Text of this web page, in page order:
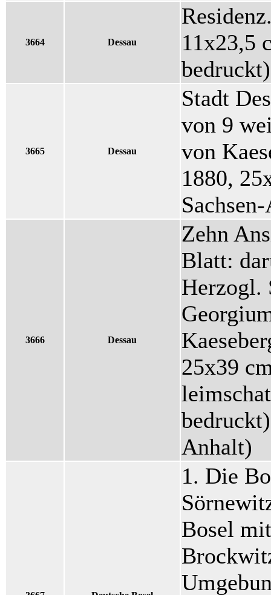
3664 Dessau
11x23,5
bedruckt)
3665 Dessau
Stadt
von 9
von
1880,
3666 Dessau
Zehn
Blatt:
Herzogl.
25x39
Anhalt)
1. Die
Bosel